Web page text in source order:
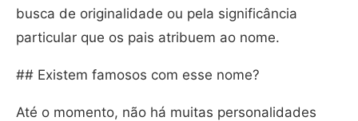
busca de originalidade ou pela significância
particular que os pais atribuem ao nome.
## Existem famosos com esse nome?
Até o momento, não há muitas personalidades